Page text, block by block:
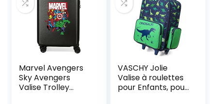
Marvel Avengers
Sky Avengers
Valise Trolley
VASCHY Jolie
Valise à roulettes
pour Enfants, pour